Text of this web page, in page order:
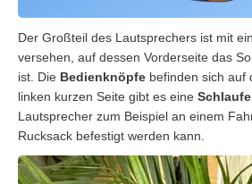
Der Großteil des Lautsprechers ist mit
versehen, auf dessen Vorderseite das
ist. Die Bedienknöpfe befinden sich auf
linken kurzen Seite gibt es eine
Lautsprecher zum Beispiel an einem
Rucksack befestigt werden kann.